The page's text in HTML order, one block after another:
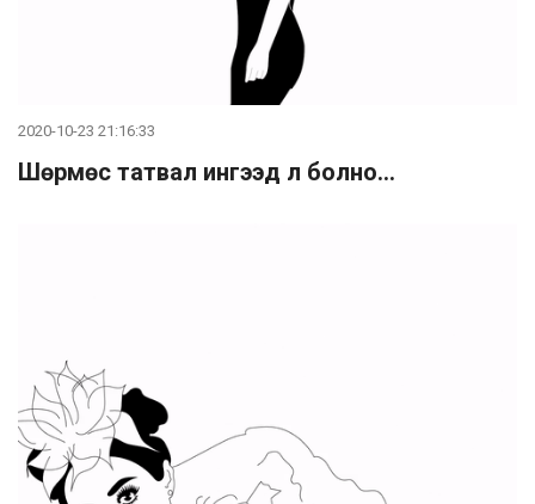
2020-10-23 21:16:33
Шөрмөс татвал ингээд л болно...